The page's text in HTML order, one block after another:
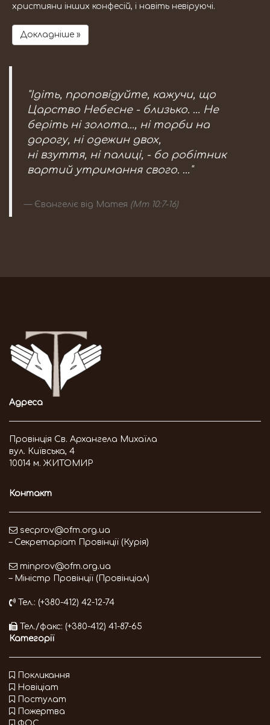
християни інших конфесій, і навіть невіруючі.
Докладніше »
"Ідіть, проповідуйте, кажучи, що
Царство Небесне - близько. … Не
беріть ні золота..., ні торби на
дорогу, ні одежин двох,
ні взуття, ні палиці, - бо робітник
вартий утримання свого. …"
Євангеліє від Матея (Мт 10:7-16)
Адреса
Провінція Св. Архангела Михаїла
вул. Київська, 4
10014 м. ЖИТОМИР
Контакт
secprov@ofm.org.ua
– Секретаріат Провінції (Курія)
minprov@ofm.org.ua
– Міністр Провінції (Провінціал)
Тел.: (+380-412) 42-12-74
Тел./факс: (+380-412) 41-87-65
Категорії
Покликання
Новіціат
Постулат
Пожертва